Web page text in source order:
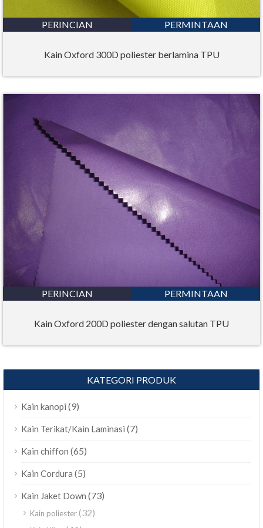
PERINCIAN PERMINTAAN
Kain Oxford 300D poliester berlamina TPU
PERINCIAN PERMINTAAN
Kain Oxford 200D poliester dengan salutan TPU
KATEGORI PRODUK
Kain kanopi (9)
Kain Terikat/Kain Laminasi (7)
Kain chiffon (65)
Kain Cordura (5)
Kain Jaket Down (73)
Kain poliester(32)